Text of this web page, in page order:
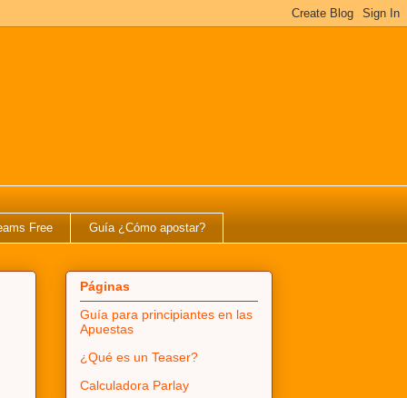
Free Guía ¿Cómo apostar?
Páginas
Guía para principiantes en las
Apuestas
¿Qué es un Teaser?
Calculadora Parlay